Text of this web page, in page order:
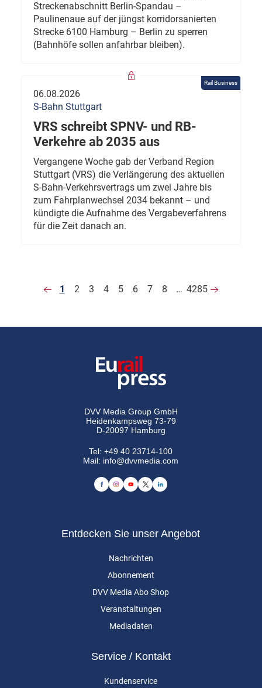
Streckenabschnitt Berlin-Spandau –
Paulinenaue auf der jüngst korridorsanierten
Strecke 6100 Hamburg – Berlin zu sperren
(Bahnhöfe sollen anfahrbar bleiben).
Rail Business
06.08.2026
S-Bahn Stuttgart
VRS schreibt SPNV- und RB-
Verkehre ab 2035 aus
Vergangene Woche gab der Verband Region
Stuttgart (VRS) die Verlängerung des aktuellen
S-Bahn-Verkehrsvertrags um zwei Jahre bis
zum Fahrplanwechsel 2034 bekannt – und
kündigte die Aufnahme des Vergabeverfahrens
für die Zeit danach an.
1 2 3 4 5 6 7 8 … 4285
DVV Media Group GmbH
Heidenkampsweg 73-79
D-20097 Hamburg
Tel:+49 40 23714-100
Mail: info@dvvmedia.com
Entdecken Sie unser Angebot
Nachrichten
Abonnement
DVV Media Abo Shop
Veranstaltungen
Mediadaten
Service / Kontakt
Kundenservice